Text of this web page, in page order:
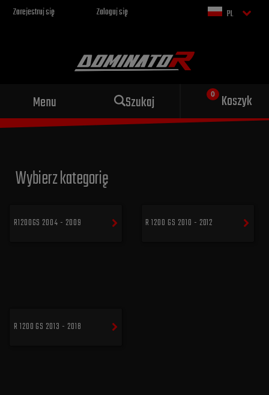
Zarejestruj się Zaloguj się PL
Menu Szukaj Koszyk
Sportowy wydech dla Twojego
Wybierz kategorię
R1200GS 2004 - 2009 R 1200 GS 2010 - 2012
R 1200 GS 2013 - 2018